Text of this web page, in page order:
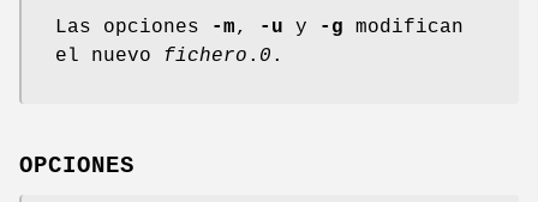
Las opciones
-m, -u y -g modifican
el nuevo fichero . 0 .
OPCIONES